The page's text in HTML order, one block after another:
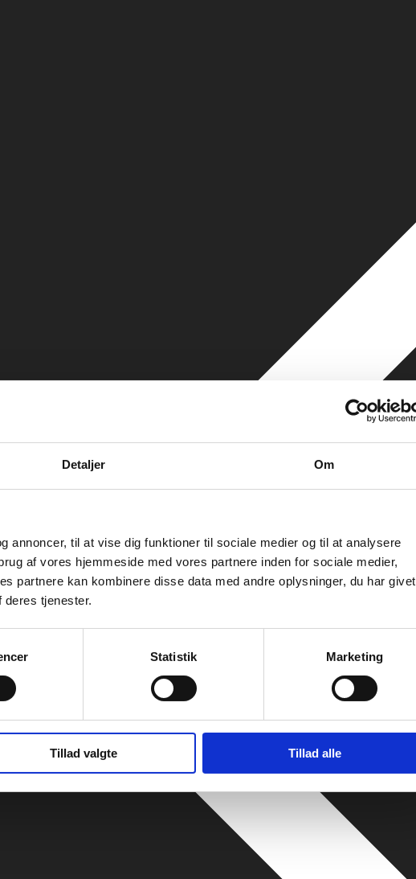
Detaljer Om
annoncer, til at vise dig funktioner til sociale medier og til at analysere
af vores hjemmeside med vores partnere inden for sociale medier,
partnere kan kombinere disse data med andre oplysninger, du har givet
tjenester.
Statistik Marketing
Tillad valgte Tillad alle